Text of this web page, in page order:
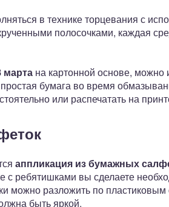
в технике торцевания с
полосочками, каждая
марта на картонной основе, можно
бумага во время
или распечатать на
аппликация из бумажных
с ребятишками вы сделаете
можно разложить по пластиковым
быть яркой.